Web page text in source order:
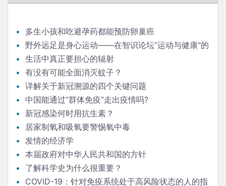
多生小孩和吃避孕药都能预防卵巢癌
野外远足是身心运动——在智识论坛“运动与健康”的
发言生活中真正要担心的辐射
有没有可能全面消灭蚊子？
详解关于新冠溯源的四个关键问题
中国能通过“群体免疫”走出疫情吗?
新冠感染何时用抗生素？
居家制氧和吸氧要警惕氧中毒
发情的经济学
本届政府对中华人民共和国的方针
了解科学史为什么很重要？
COVID-19：针对免疫系统处于高风险状态的人的指